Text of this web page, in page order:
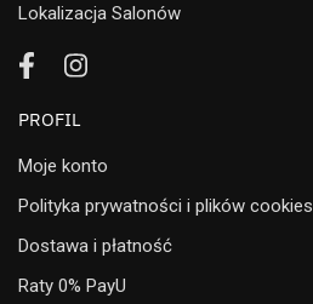
Lokalizacja Salonów
PROFIL
Moje konto
Polityka prywatności i plików cookies
Dostawa i płatność
Raty 0% PayU